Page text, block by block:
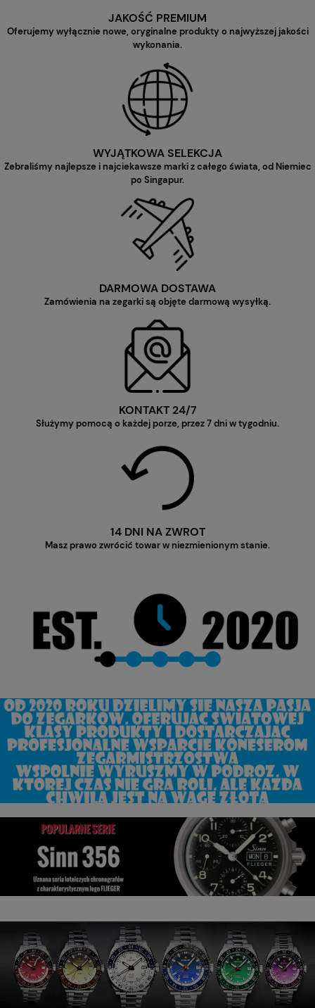
JAKOŚĆ PREMIUM
Oferujemy wyłącznie nowe, oryginalne produkty o najwyższej jakości
wykonania.
WYJĄTKOWA SELEKCJA
Zebraliśmy najlepsze i najciekawsze marki z całego świata, od Niemiec
po Singapur.
DARMOWA DOSTAWA
Zamówienia na zegarki są objęte darmową wysyłką.
KONTAKT 24/7
Służymy pomocą o każdej porze, przez 7 dni w tygodniu.
14 DNI NA ZWROT
Masz prawo zwrócić towar w niezmienionym stanie.